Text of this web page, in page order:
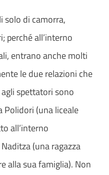
solo di camorra,
perché all’interno
entrano anche molti
le due relazioni che
agli spettatori sono
Polidori (una liceale
all’interno
(una ragazza
alla sua famiglia). Non